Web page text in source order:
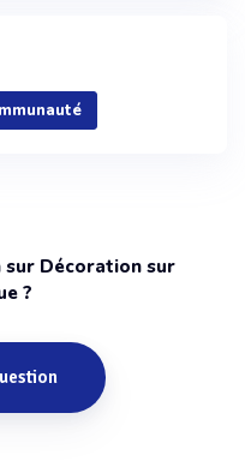
sur Décoration sur
?